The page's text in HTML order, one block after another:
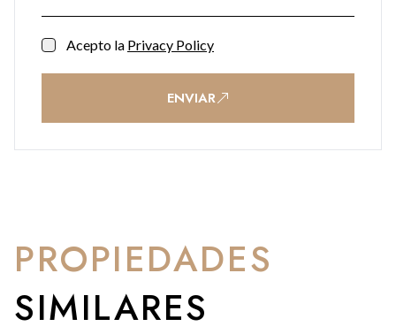
Acepto la Privacy Policy
ENVIAR
PROPIEDADES
SIMILARES